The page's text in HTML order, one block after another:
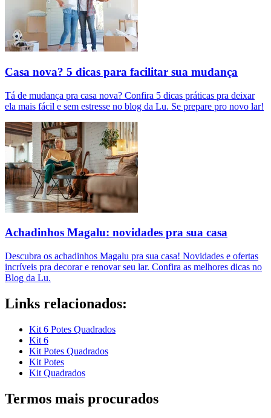
Casa nova? 5 dicas para facilitar sua mudança
Tá de mudança pra casa nova? Confira 5 dicas práticas pra deixar
ela mais fácil e sem estresse no blog da Lu. Se prepare pro novo lar!
Achadinhos Magalu: novidades pra sua casa
Descubra os achadinhos Magalu pra sua casa! Novidades e ofertas
incríveis pra decorar e renovar seu lar. Confira as melhores dicas no
Blog da Lu.
Links relacionados:
Kit 6 Potes Quadrados
Kit 6
Kit Potes Quadrados
Kit Potes
Kit Quadrados
Termos mais procurados